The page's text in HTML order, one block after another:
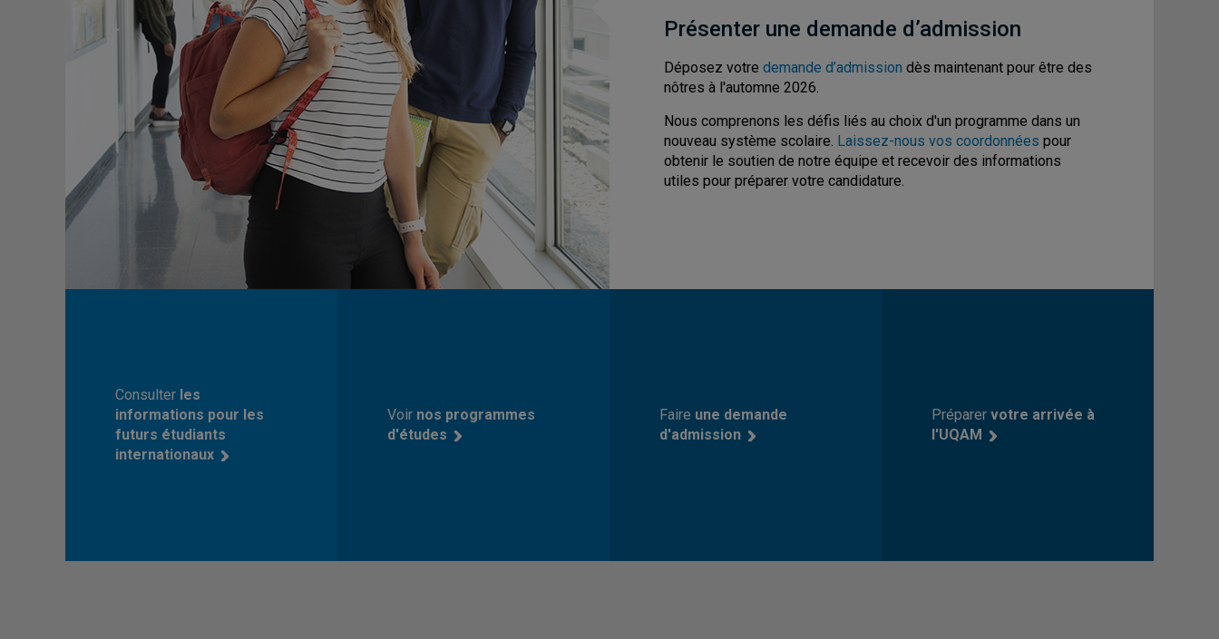
Présenter une demande d’admission
Déposez votre demande d’admission dès maintenant pour être des
nôtres à l'automne 2026.
Nous comprenons les défis liés au choix d'un programme dans un
nouveau système scolaire. Laissez-nous vos coordonnées pour
obtenir le soutien de notre équipe et recevoir des informations
utiles pour préparer votre candidature.
Consulter les
informations pour les
futurs étudiants
internationaux
Voir nos programmes
d'études
Faire une demande
d'admission
Préparer votre arrivée à
l'UQAM